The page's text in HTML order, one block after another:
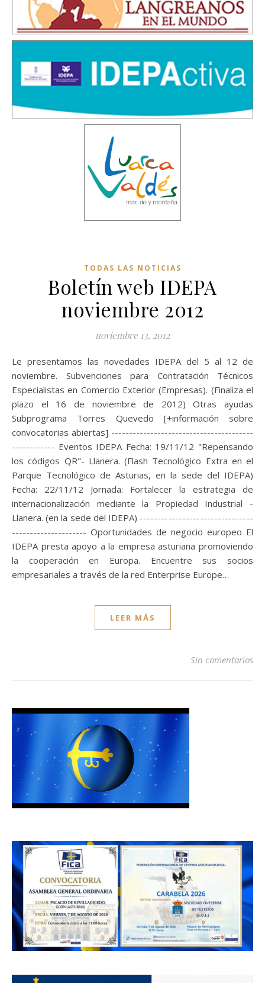
TODAS LAS NOTICIAS
Boletín web IDEPA
noviembre 2012
noviembre 13, 2012
Le presentamos las novedades IDEPA del 5 al 12 de
noviembre. Subvenciones para Contratación Técnicos
Especialistas en Comercio Exterior (Empresas). (Finaliza el
plazo el 16 de noviembre de 2012) Otras ayudas
Subprograma Torres Quevedo [+información sobre
convocatorias abiertas] ----------------------------------------
------------ Eventos IDEPA Fecha: 19/11/12 "Repensando
los códigos QR"- Llanera. (Flash Tecnológico Extra en el
Parque Tecnológico de Asturias, en la sede del IDEPA)
Fecha: 22/11/12 Jornada: Fortalecer la estrategia de
internacionalización mediante la Propiedad Industrial -
Llanera. (en la sede del IDEPA) --------------------------------
--------------------- Oportunidades de negocio europeo El
IDEPA presta apoyo a la empresa asturiana promoviendo
la cooperación en Europa. Encuentre sus socios
empresariales a través de la red Enterprise Europe…
LEER MÁS
Sin comentarios